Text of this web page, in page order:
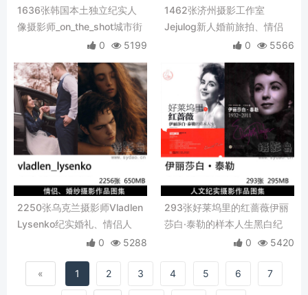
1636张韩国本土独立纪实人
像摄影师_on_the_shot城市街
头情侣、婚前旅拍、日常情绪
0 5199
1462张济州摄影工作室
Jejulog新人婚前旅拍、情侣
写真、蜜月纪实、旅行人像复
0 5566
2250张乌克兰摄影师Vladlen
Lysenko纪实婚礼、情侣人
像、户外氛围感婚纱、黑白人
0 5288
293张好莱坞里的红蔷薇伊丽
莎白·泰勒的样本人生黑白纪
0 5420
« 1 2 3 4 5 6 7